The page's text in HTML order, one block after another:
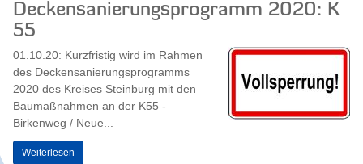
Deckensanierungsprogramm 2020: K
55
01.10.20: Kurzfristig wird im Rahmen
des Deckensanierungsprogramms
2020 des Kreises Steinburg mit den
Baumaßnahmen an der K55 -
Birkenweg / Neue...
Weiterlesen